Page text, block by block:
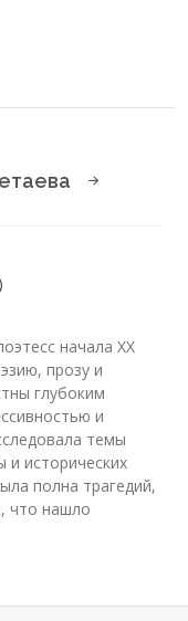
начала XX
прозу и
глубоким
и
темы
исторических
полна трагедий,
что нашло